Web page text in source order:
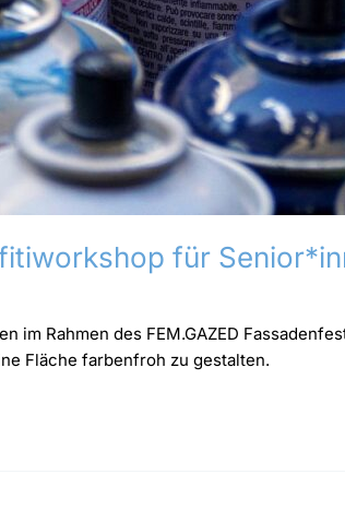
für
im Rahmen des FEM.GAZED
Fläche farbenfroh zu gestalten.